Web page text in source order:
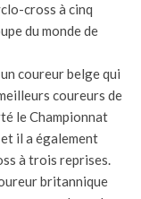
cross à cinq
du monde de
coureur belge qui
coureurs de
le Championnat
il a également
à trois reprises.
britannique